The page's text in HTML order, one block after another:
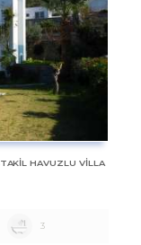
HAVUZLU VİLLA
3